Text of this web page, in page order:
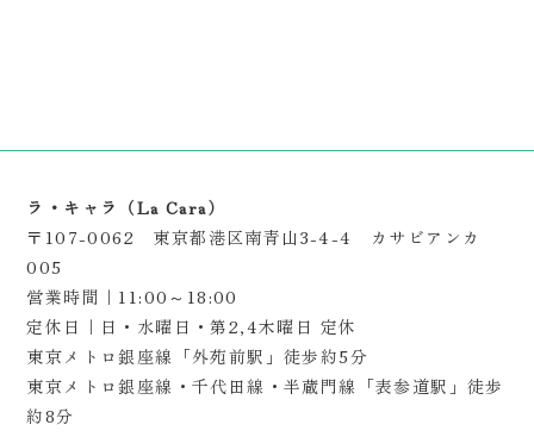
ラ・キャラ（La Cara）
〒107-0062 東京都港区南青山3-4-4 カサビアンカ
005
営業時間｜11:00～18:00
定休日｜日・水曜日・第2,4木曜日 定休
東京メトロ銀座線「外苑前駅」徒歩約5分
東京メトロ銀座線・千代田線・半蔵門線「表参道駅」徒歩
約8分